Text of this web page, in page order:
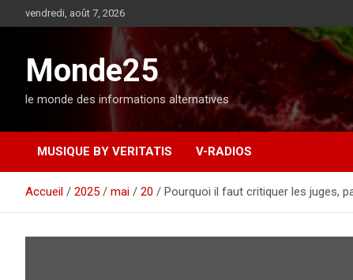
l
t
vendredi, août 7, 2026
Monde25
le monde des informations alternatives
MUSIQUE BY VERITATIS V-RADIOS
Accueil 2025 mai 20 Pourquoi il faut critiquer les juges,